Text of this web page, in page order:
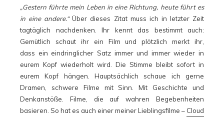
„Gestern führte mein Leben in eine Richtung, heute führt es
in eine andere.“Über dieses Zitat muss ich in letzter Zeit
tagtäglich nachdenken. Ihr kennt das bestimmt auch:
Gemütlich schaut ihr ein Film und plötzlich merkt ihr,
dass ein eindringlicher Satz immer und immer wieder in
eurem Kopf wiederholt wird. Die Stimme bleibt sofort in
eurem Kopf hängen. Hauptsächlich schaue ich gerne
Dramen, schwere Filme mit Sinn. Mit Geschichte und
Denkanstöße. Filme, die auf wahren Begebenheiten
basieren. So hat es auch einer meiner Lieblingsfilme – Cloud